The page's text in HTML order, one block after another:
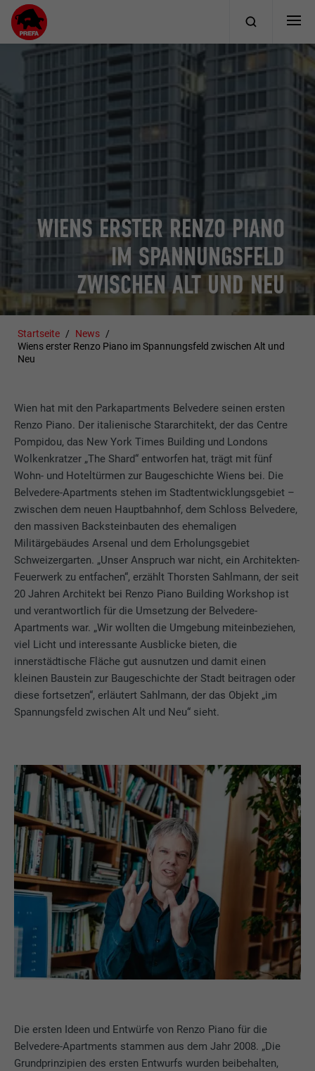
WIENS ERSTER RENZO PIANO
IM SPANNUNGSFELD
ZWISCHEN ALT UND NEU
Startseite
News
Wiens erster Renzo Piano im Spannungsfeld zwischen Alt und
Neu
Wien hat mit den Parkapartments Belvedere seinen ersten
Renzo Piano. Der italienische Stararchitekt, der das Centre
Pompidou, das New York Times Building und Londons
Wolkenkratzer „The Shard“ entworfen hat, trägt mit fünf
Wohn- und Hoteltürmen zur Baugeschichte Wiens bei. Die
Belvedere-Apartments stehen im Stadtentwicklungsgebiet –
zwischen dem neuen Hauptbahnhof, dem Schloss Belvedere,
den massiven Backsteinbauten des ehemaligen
Militärgebäudes Arsenal und dem Erholungsgebiet
Schweizergarten. „Unser Anspruch war nicht, ein Architekten-
Feuerwerk zu entfachen“, erzählt Thorsten Sahlmann, der seit
20 Jahren Architekt bei Renzo Piano Building Workshop ist
und verantwortlich für die Umsetzung der Belvedere-
Apartments war. „Wir wollten die Umgebung miteinbeziehen,
viel Licht und interessante Ausblicke bieten, die
innerstädtische Fläche gut ausnutzen und damit einen
kleinen Baustein zur Baugeschichte der Stadt beitragen oder
diese fortsetzen“, erläutert Sahlmann, der das Objekt „im
Spannungsfeld zwischen Alt und Neu“ sieht.
Die ersten Ideen und Entwürfe von Renzo Piano für die
Belvedere-Apartments stammen aus dem Jahr 2008. „Die
Grundprinzipien des ersten Entwurfs wurden beibehalten,